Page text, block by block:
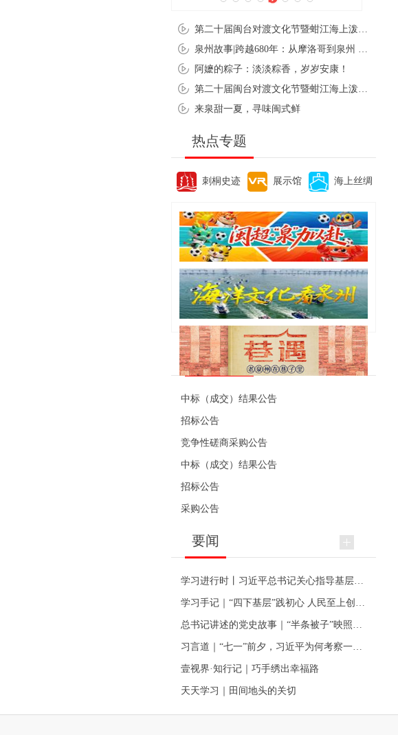
阿嬷的粽子：淡淡粽香，岁岁安康！
来泉甜一夏，寻味闽式鲜
热点专题
刺桐史迹 展示馆 海上丝绸
便民资讯
中标（成交）结果公告
招标公告
竞争性磋商采购公告
中标（成交）结果公告
招标公告
采购公告
要闻
壹视界·知行记｜巧手绣出幸福路
天天学习｜田间地头的关切